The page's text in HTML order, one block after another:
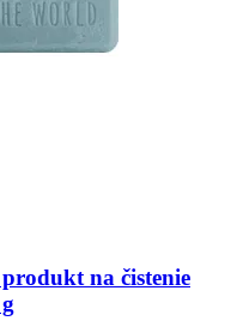
na čistenie